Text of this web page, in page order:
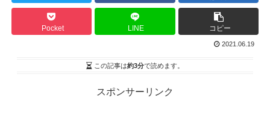
Pocket LINE コピー
2021.06.19
この記事は約3分で読めます。
スポンサーリンク